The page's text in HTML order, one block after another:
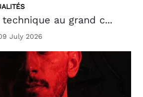
au grand c...
July 2026